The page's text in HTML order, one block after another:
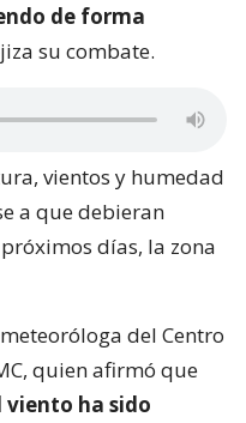
de forma
su combate.
vientos y humedad
a que debieran
días, la zona
del Centro
quien afirmó que
ha sido